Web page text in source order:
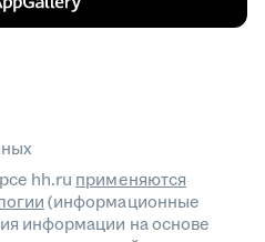
hh.ru применяются
(информационные
информации на основе